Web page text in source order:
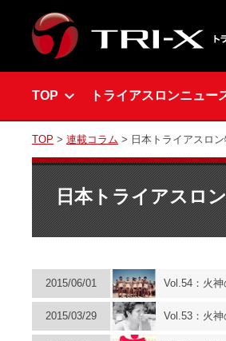
TOP トライアスロンニュー
TOP > 連載コラム > 日本トライアスロ
日本トライアスロ
2015/06/01 Vol.54：火
2015/03/29 Vol.53：火